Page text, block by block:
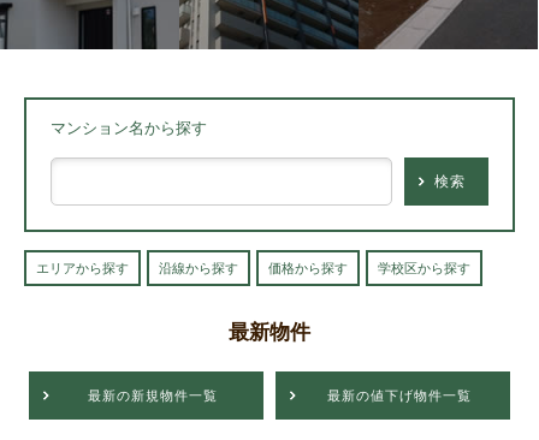
マンション名から探す
検索
エリアから探す 沿線から探す 価格から探す 学校区から探す
最新物件
最新の新規物件一覧 最新の値下げ物件一覧